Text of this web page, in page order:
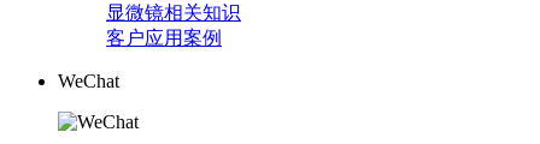
显微镜相关知识
客户应用案例
WeChat